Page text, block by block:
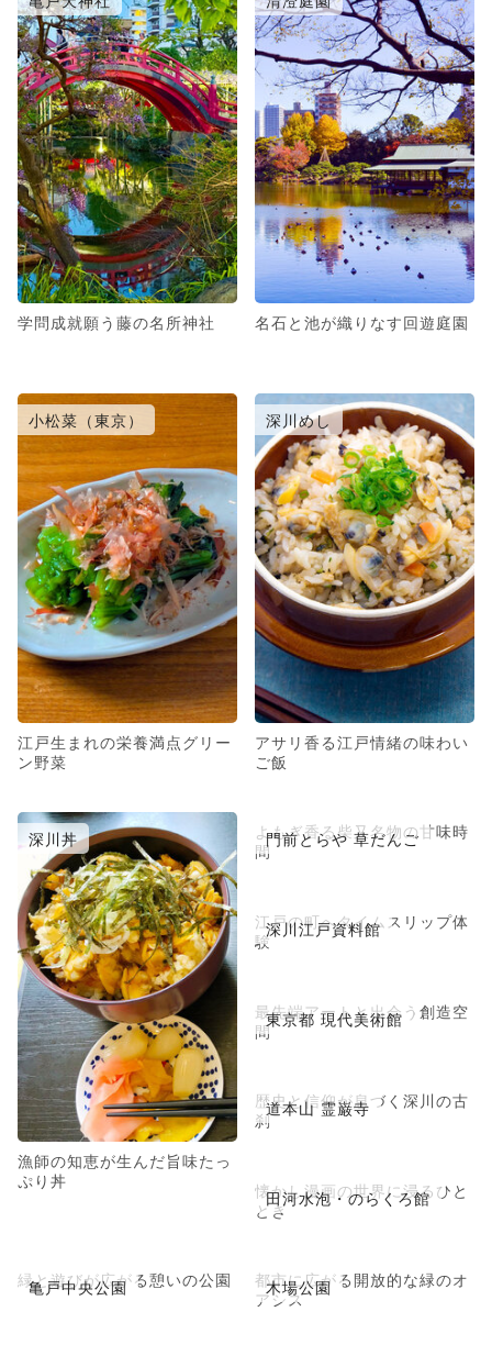
学問成就願う藤の名所神社 名石と池が織りなす回遊庭園
小松菜（東京）
江戸生まれの栄養満点グリー
ン野菜
深川めし
アサリ香る江戸情緒の味わい
ご飯
深川丼
漁師の知恵が生んだ旨味たっ
ぷり丼
門前とらや 草だんご
よもぎ香る柴又名物の甘味時
間
深川江戸資料館
江戸の町へタイムスリップ体
験
東京都 現代美術館
最先端アートと出会う創造空
間
道本山 霊巌寺
歴史と信仰が息づく深川の古
刹
田河水泡・のらくろ館
懐かし漫画の世界に浸るひと
とき
亀戸中央公園
緑と遊びが広がる憩いの公園 木場公園
都市に広がる開放的な緑のオ
アシス